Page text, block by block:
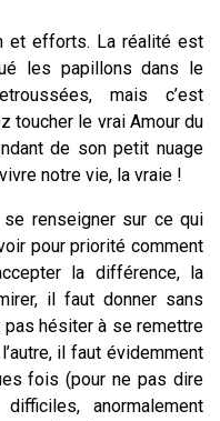
et efforts. La réalité est
les papillons dans le
mais c’est
toucher le vrai Amour du
de son petit nuage
notre vie, la vraie !
renseigner sur ce qui
pour priorité comment
la différence, la
il faut donner sans
hésiter à se remettre
il faut évidemment
fois (pour ne pas dire
anormalement